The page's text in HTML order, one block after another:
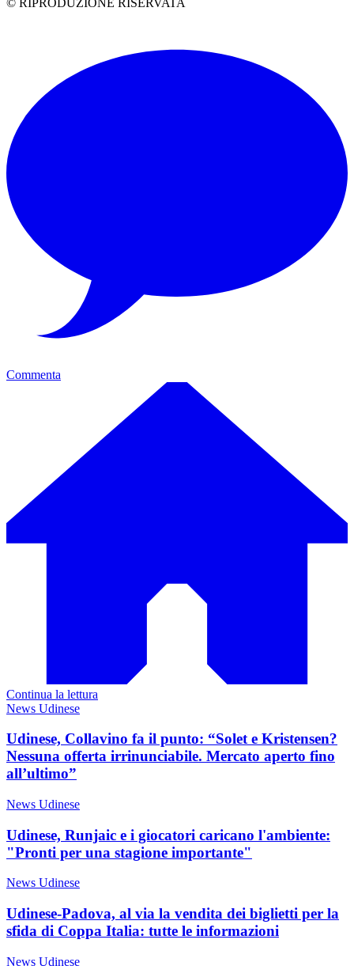
© RIPRODUZIONE RISERVATA
Commenta
Continua la lettura
News Udinese
Udinese, Collavino fa il punto: “Solet e Kristensen?
Nessuna offerta irrinunciabile. Mercato aperto fino
all’ultimo”
News Udinese
Udinese, Runjaic e i giocatori caricano l'ambiente:
"Pronti per una stagione importante"
News Udinese
Udinese-Padova, al via la vendita dei biglietti per la
sfida di Coppa Italia: tutte le informazioni
News Udinese